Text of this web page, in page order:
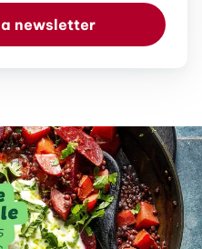
newsletter